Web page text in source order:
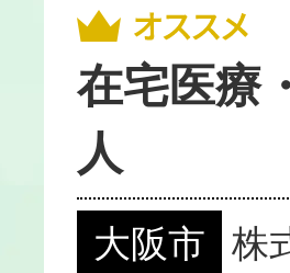
在宅医療
人
大阪市
株